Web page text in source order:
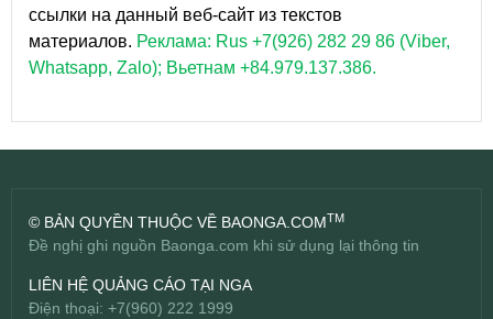
ссылки на данный веб-сайт из текстов
материалов. Реклама: Rus +7(926) 282 29 86 (Viber,
Whatsapp, Zalo); Вьетнам +84.979.137.386.
© BẢN QUYỀN THUỘC VỀ BAONGA.COMTM
Đề nghị ghi nguồn Baonga.com khi sử dụng lại thông tin
LIÊN HỆ QUẢNG CÁO TẠI NGA
Điện thoại: +7(960) 222 1999